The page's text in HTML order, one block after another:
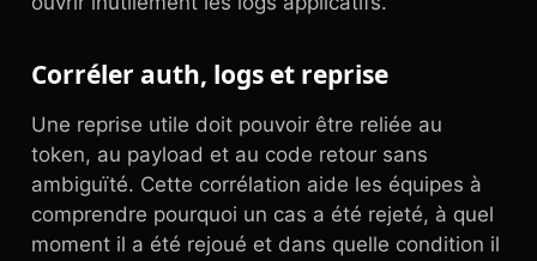
Corréler auth, logs et reprise
Une reprise utile doit pouvoir être reliée au
token, au payload et au code retour sans
ambiguïté. Cette corrélation aide les équipes à
comprendre pourquoi un cas a été rejeté, à quel
moment il a été rejoué et dans quelle condition il